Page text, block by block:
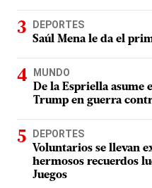
DEPORTES
Saúl Mena le da el
MUNDO
De la Espriella asume
Trump en guerra
DEPORTES
Voluntarios se llevan
hermosos recuerdos
Juegos